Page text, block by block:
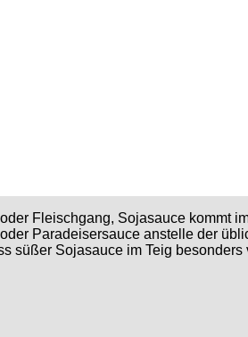
Fleischgang, Sojasauce kommt
Paradeisersauce anstelle der
süßer Sojasauce im Teig